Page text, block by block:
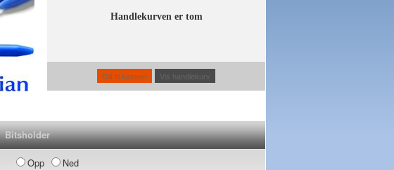
Handlekurven er tom
Gå til kassen Vis handlekurv
Bitsholder
Opp Ned